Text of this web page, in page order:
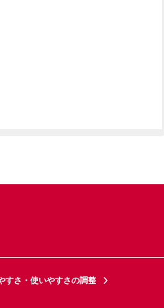
すさ・使いやすさの調整